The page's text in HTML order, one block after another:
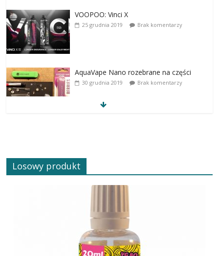
VOOPOO: Vinci X
25 grudnia 2019 Brak komentarzy
AquaVape Nano rozebrane na części
30 grudnia 2019 Brak komentarzy
Losowy produkt